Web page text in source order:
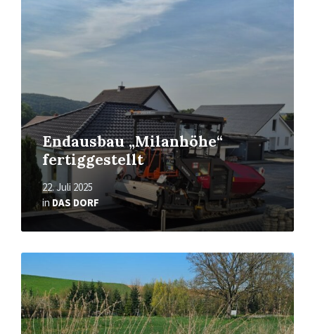
Endausbau „Milanhöhe“
fertiggestellt
22. Juli 2025
inDAS DORF
Read
More